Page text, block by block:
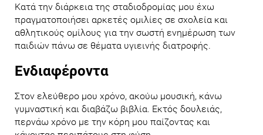
Κατά την διάρκεια της σταδιοδρομίας μου έχω
πραγματοποιήσει αρκετές ομιλίες σε σχολεία και
αθλητικούς ομίλους για την σωστή ενημέρωση των
παιδιών πάνω σε θέματα υγιεινής διατροφής.
Ενδιαφέροντα
Στον ελεύθερο μου χρόνο, ακούω μουσική, κάνω
γυμναστική και διαβάζω βιβλία. Εκτός δουλειάς,
περνάω χρόνο με την κόρη μου παίζοντας και